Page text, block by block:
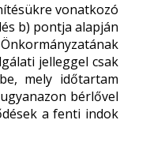
vonatkozó
b) pontja alapján
jelleggel csak
mely időtartam
bérlővel
a fenti indok